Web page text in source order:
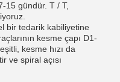
15 gündür. T / T,
bir tedarik kabiliyetine
kesme çapı D1-
kesme hızı da
ve spiral açısı